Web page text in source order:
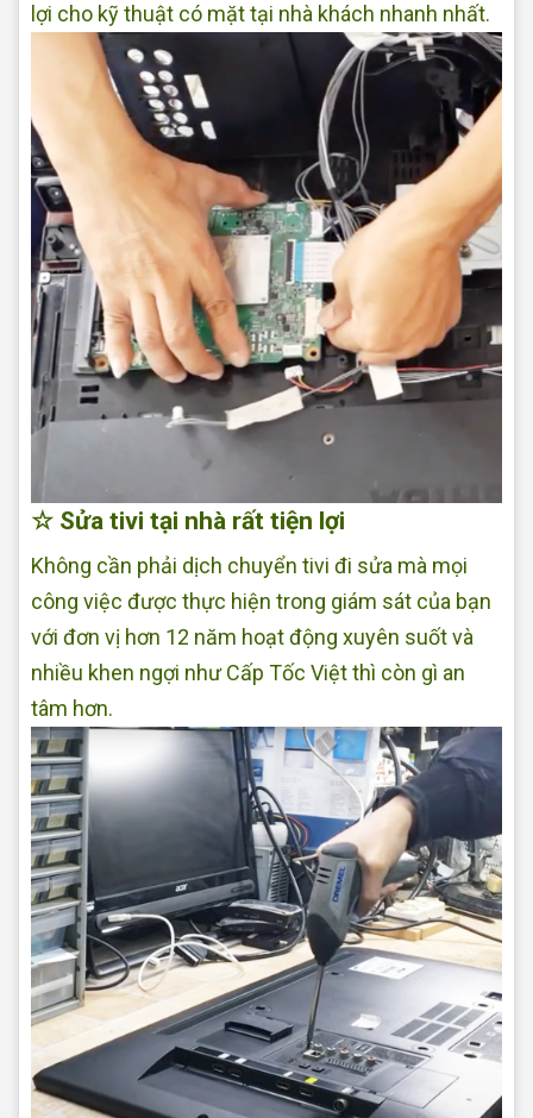
lợi cho kỹ thuật có mặt tại nhà khách nhanh nhất.
☆ Sửa tivi tại nhà rất tiện lợi
Không cần phải dịch chuyển tivi đi sửa mà mọi
công việc được thực hiện trong giám sát của bạn
với đơn vị hơn 12 năm hoạt động xuyên suốt và
nhiều khen ngợi như Cấp Tốc Việt thì còn gì an
tâm hơn.